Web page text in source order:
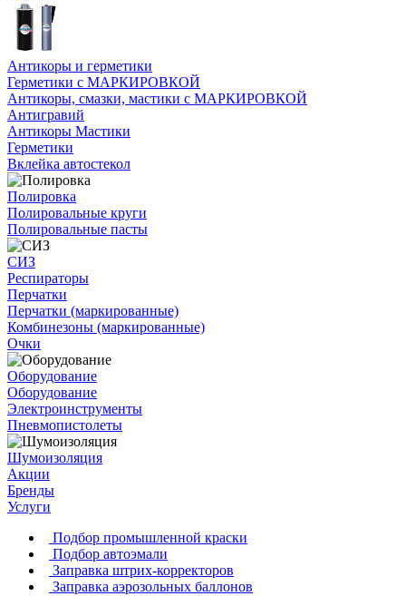
Антикоры и герметики
Герметики с МАРКИРОВКОЙ
Антикоры, смазки, мастики с МАРКИРОВКОЙ
Антигравий
Антикоры Мастики
Герметики
Вклейка автостекол
Полировка
Полировальные круги
Полировальные пасты
СИЗ
Респираторы
Перчатки
Перчатки (маркированные)
Комбинезоны (маркированные)
Очки
Оборудование
Оборудование
Электроинструменты
Пневмопистолеты
Шумоизоляция
Акции
Бренды
Услуги
Подбор промышленной краски
Подбор автоэмали
Заправка штрих-корректоров
Заправка аэрозольных баллонов